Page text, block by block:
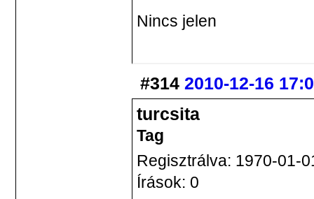
Nincs jelen
#314 2010-12-16
turcsita
Tag
Regisztrálva: 1970-01-
Írások: 0